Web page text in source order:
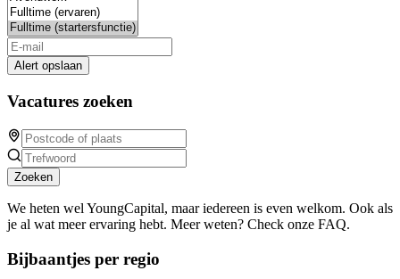
Alert opslaan
Vacatures zoeken
Zoeken
We heten wel YoungCapital, maar iedereen is even welkom. Ook als
je al wat meer ervaring hebt. Meer weten? Check onze FAQ.
Bijbaantjes per regio